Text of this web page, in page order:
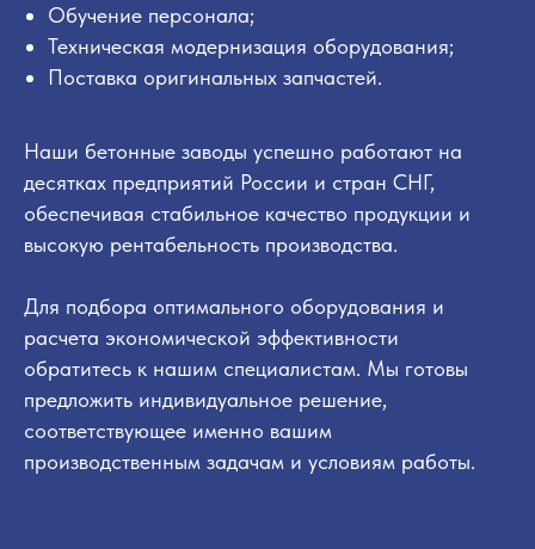
Обучение персонала;
Техническая модернизация оборудования;
Поставка оригинальных запчастей.
Наши бетонные заводы успешно работают на
десятках предприятий России и стран СНГ,
обеспечивая стабильное качество продукции и
высокую рентабельность производства.
Для подбора оптимального оборудования и
расчета экономической эффективности
обратитесь к нашим специалистам. Мы готовы
предложить индивидуальное решение,
соответствующее именно вашим
производственным задачам и условиям работы.